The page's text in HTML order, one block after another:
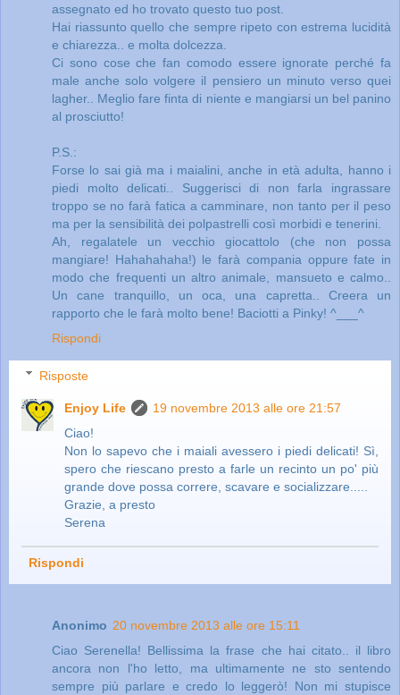
assegnato ed ho trovato questo tuo post.
Hai riassunto quello che sempre ripeto con estrema lucidità
e chiarezza.. e molta dolcezza.
Ci sono cose che fan comodo essere ignorate perché fa
male anche solo volgere il pensiero un minuto verso quei
lagher.. Meglio fare finta di niente e mangiarsi un bel panino
al prosciutto!
P.S.:
Forse lo sai già ma i maialini, anche in età adulta, hanno i
piedi molto delicati.. Suggerisci di non farla ingrassare
troppo se no farà fatica a camminare, non tanto per il peso
ma per la sensibilità dei polpastrelli così morbidi e tenerini.
Ah, regalatele un vecchio giocattolo (che non possa
mangiare! Hahahahaha!) le farà compania oppure fate in
modo che frequenti un altro animale, mansueto e calmo..
Un cane tranquillo, un oca, una capretta.. Creera un
rapporto che le farà molto bene! Baciotti a Pinky! ^___^
Rispondi
Risposte
Enjoy Life
19 novembre 2013 alle ore 21:57
Ciao!
Non lo sapevo che i maiali avessero i piedi delicati! Sì,
spero che riescano presto a farle un recinto un po' più
grande dove possa correre, scavare e socializzare.....
Grazie, a presto
Serena
Rispondi
Anonimo 20 novembre 2013 alle ore 15:11
Ciao Serenella! Bellissima la frase che hai citato.. il libro
ancora non l'ho letto, ma ultimamente ne sto sentendo
sempre più parlare e credo lo leggerò! Non mi stupisce